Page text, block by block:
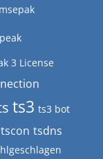
3 License
ts3 ts3 bot
tscon tsdns